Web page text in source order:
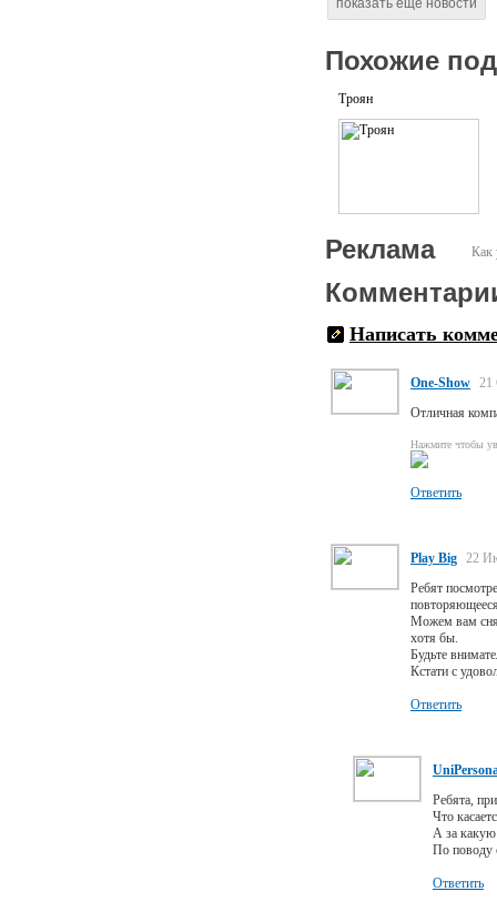
показать еще новости
Похожие
Троян
Как
Реклама
Написать
One-Show 21
Отличная
Нажмите чтобы
Ответить
Play Big 22
Ребят
Можем вам
хотя бы.
Будьте
Кстати с
Ответить
Ребята,
Что
А за
По поводу
Ответить